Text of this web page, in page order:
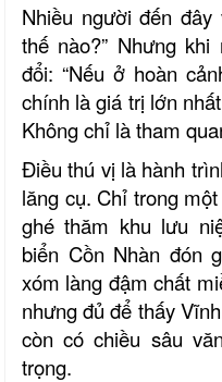
Nhiều người đến
thế nào?” Nhưng
đổi: “Nếu ở hoàn
chính là giá trị lớn
Không chỉ là tham
Điều thú vị là hành
lăng cụ. Chỉ trong
ghé thăm khu lưu
biển Cồn Nhàn đón
xóm làng đậm chất
nhưng đủ để thấy
còn có chiều sâu
trọng.